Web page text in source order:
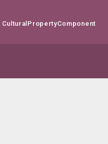
CulturalPropertyComponent